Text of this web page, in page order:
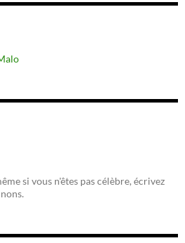
si vous n'êtes pas célèbre, écrivez